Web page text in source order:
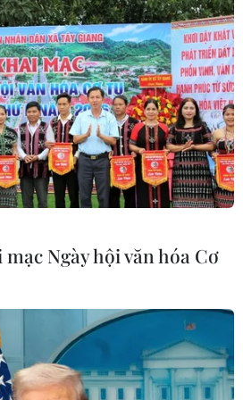
- Vương quốc Anh
đá
huyền thoại
Ngày hội văn hóa Cơ